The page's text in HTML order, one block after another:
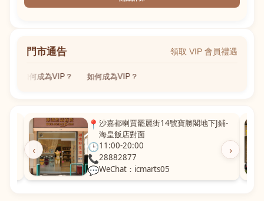
門市通告 領取 VIP 會員禮遇
如何成為VIP？ 如何成為VIP？
‹ ›
📍 沙嘉都喇賈罷麗街14號寶勝閣地下J鋪-
海皇飯店對面
🕒11:00-20:00
📞28882877
💬WeChat：icmarts05